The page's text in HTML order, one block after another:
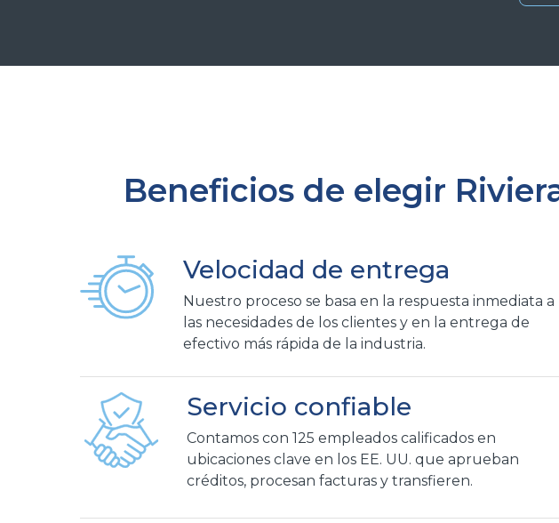
Beneficios de elegir
Velocidad de entrega
Nuestro proceso se basa en la respuesta inmediata a
las necesidades de los clientes y en la entrega de
efectivo más rápida de la industria.
Servicio confiable
Contamos con 125 empleados calificados en
ubicaciones clave en los EE. UU. que aprueban
créditos, procesan facturas y transfieren.